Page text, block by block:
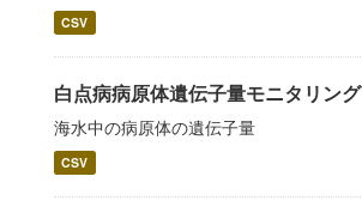
CSV
白点病病原体遺伝子量モニタリング
海水中の病原体の遺伝子量
CSV